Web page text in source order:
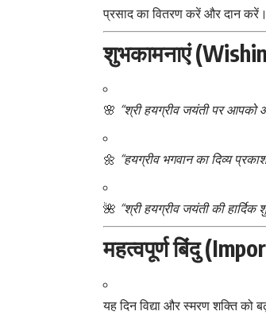
प्रसाद का वितरण करें और दान करें।
शुभकामनाएं
🌸 “श्री हयग्रीव जयंती पर आपको
🌼 “हयग्रीव भगवान का दिव्य
🌺 “श्री हयग्रीव जयंती की
महत्वपूर्ण बिंदु
यह दिन विद्या और स्मरण शक्ति को